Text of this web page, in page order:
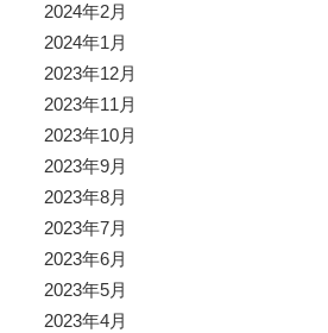
2024年2月
2024年1月
2023年12月
2023年11月
2023年10月
2023年9月
2023年8月
2023年7月
2023年6月
2023年5月
2023年4月